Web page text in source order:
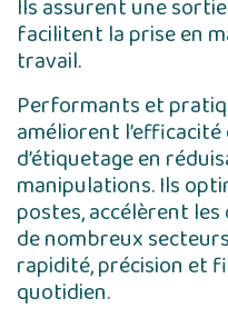
Ils assurent une
facilitent la prise en
travail.
Performants et
améliorent
d’étiquetage en
manipulations. Ils
postes, accélèrent les
de nombreux
rapidité, précision et
quotidien.